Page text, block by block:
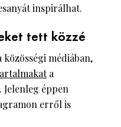
inspirálhat.
tett közzé
médiában,
a
Jelenleg éppen
erről is